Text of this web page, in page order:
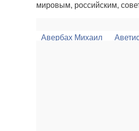
мировым, российским,
Авербах Михаил